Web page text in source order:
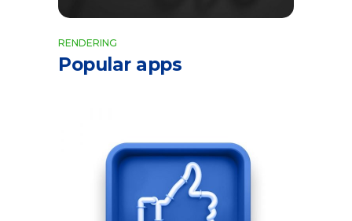
RENDERING
Popular apps